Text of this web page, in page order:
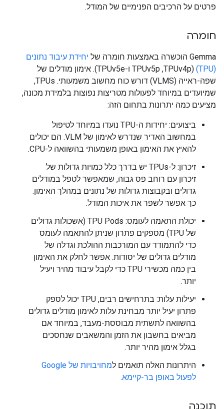
פרטים על הרכיבים הפנימיים של המודל.
חומרה
Gemma הוכשרה באמצעות חומרה של
יחידת עיבוד נתונים
(TPU)
(TPUv4p,‏ TPUv5p ו-TPUv5e). אימון מודלים של
שפה-ראייה (VLMS) דורש כוח מחשוב משמעותי. TPUs,
שמיועדים במיוחד לפעולות מטריצות נפוצות בלמידת מכונה,
מציעים כמה יתרונות בתחום הזה:
ביצועים: יחידות ה-TPU נועדו במיוחד לטיפול
במחשוב האדיר שנדרש לאימון של VLM. הם יכולים
להאיץ את האימון באופן משמעותי בהשוואה ל-CPU.
זיכרון: ל-TPUs יש בדרך כלל כמויות גדולות של
זיכרון עם רוחב פס גבוה, שמאפשר לטפל במודלים
גדולים ובקבוצות גדולות של נתונים במהלך האימון.
כך אפשר לשפר את איכות המודל.
יכולת התאמה לעומס: TPU Pods (אשכולות גדולים
של TPU) מספקים פתרון שניתן להתאמה לעומס
כדי להתמודד עם המורכבות ההולכת וגדלה של
מודלים גדולים של יסודות. אפשר לחלק את האימון
בין כמה מכשירי TPU כדי לקבל עיבוד מהיר ויעיל
יותר.
יעילות עלות: בתרחישים רבים, TPU יכול לספק
פתרון יעיל יותר מבחינת עלות לאימון מודלים גדולים
בהשוואה לתשתית מבוססת-מעבד, במיוחד אם
מביאים בחשבון את הזמן והמשאבים שנחסכים
בגלל אימון מהיר יותר.
היתרונות האלה תואמים ל
מחויבויות של Google
לפעול באופן בר-קיימא.
תוכנה